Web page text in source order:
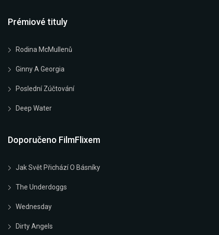
Prémiové tituly
Rodina McMullenů
Ginny A Georgia
Poslední Zúčtování
Deep Water
Doporučeno FilmFlixem
Jak Svět Přichází O Básníky
The Underdoggs
Wednesday
Dirty Angels